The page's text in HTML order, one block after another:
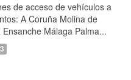
de acceso de vehículos a
A Coruña Molina de
Málaga Palma...